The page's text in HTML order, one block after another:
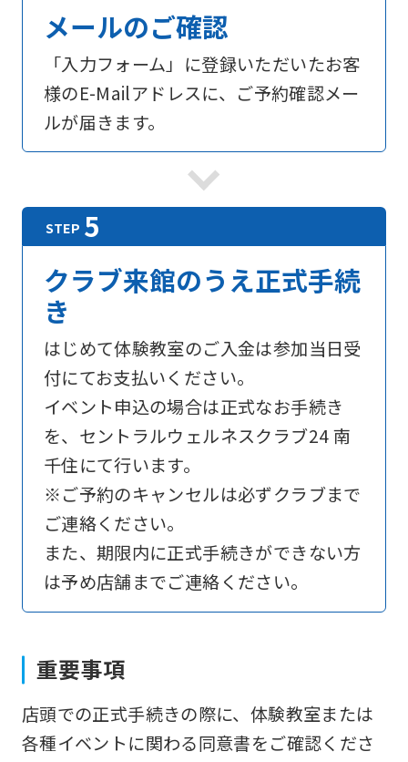
メールのご確認
「入力フォーム」に登録いただいたお客
様のE-Mailアドレスに、ご予約確認メー
ルが届きます。
クラブ来館のうえ正式手続
き
はじめて体験教室のご入金は参加当日受
付にてお支払いください。
イベント申込の場合は正式なお手続き
を、セントラルウェルネスクラブ24 南
千住にて行います。
※ご予約のキャンセルは必ずクラブまで
ご連絡ください。
また、期限内に正式手続きができない方
は予め店舗までご連絡ください。
重要事項
店頭での正式手続きの際に、体験教室または
各種イベントに関わる同意書をご確認くださ
For
Central
official
website
automatically
translated
into
English.
Click
the
link
below
(start
automatic
to
the